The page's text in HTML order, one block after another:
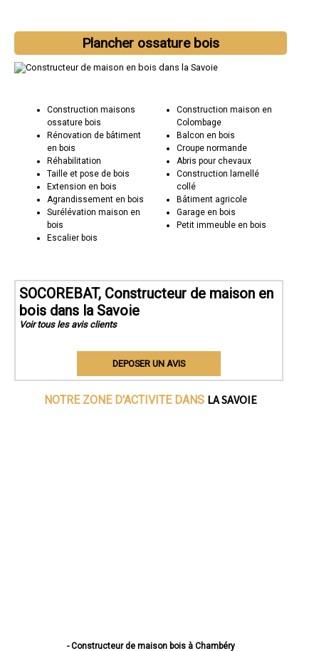
Plancher ossature bois
Construction maisons
ossature bois
Rénovation de bâtiment
en bois
Réhabilitation
Taille et pose de bois
Extension en bois
Agrandissement en bois
Surélévation maison en
bois
Escalier bois
Construction maison en
Colombage
Balcon en bois
Croupe normande
Abris pour chevaux
Construction lamellé
collé
Bâtiment agricole
Garage en bois
Petit immeuble en bois
SOCOREBAT, Constructeur de maison en
bois dans la Savoie
Voir tous les avis clients
DEPOSER UN AVIS
NOTRE ZONE D'ACTIVITE DANS LA SAVOIE
- Constructeur de maison bois à Chambéry